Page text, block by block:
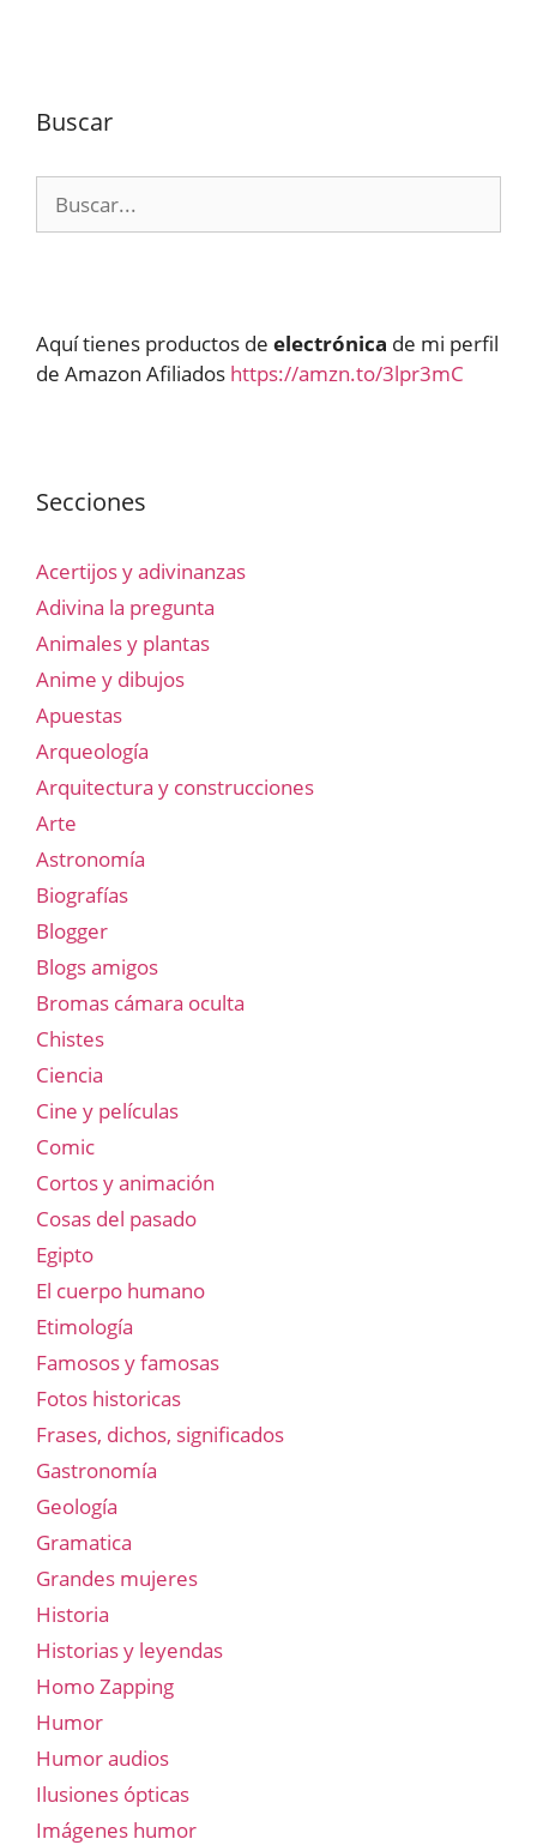
Buscar
Aquí tienes productos de electrónica de mi perfil
de Amazon Afiliados https://amzn.to/3lpr3mC
Secciones
Acertijos y adivinanzas
Adivina la pregunta
Animales y plantas
Anime y dibujos
Apuestas
Arqueología
Arquitectura y construcciones
Arte
Astronomía
Biografías
Blogger
Blogs amigos
Bromas cámara oculta
Chistes
Ciencia
Cine y películas
Comic
Cortos y animación
Cosas del pasado
Egipto
El cuerpo humano
Etimología
Famosos y famosas
Fotos historicas
Frases, dichos, significados
Gastronomía
Geología
Gramatica
Grandes mujeres
Historia
Historias y leyendas
Homo Zapping
Humor
Humor audios
Ilusiones ópticas
Imágenes humor